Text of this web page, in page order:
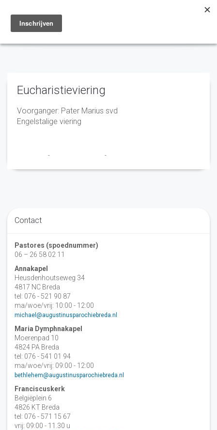
Toggle
navigation
Eucharistieviering
Voorganger: Pater Marius svd
Engelstalige viering
- -
Contact
Pastores (spoednummer)
06 – 26 58 02 11
Annakapel
Heusdenhoutseweg 34
4817 NC Breda
tel: 076 - 521 90 87
ma/woe/vrij: 10:00 - 12:00
michael@augustinusparochiebreda.nl
Maria Dymphnakapel
Moerenpad 10
4824 PA Breda
tel: 076 - 541 01 94
ma/woe/vrij: 09:00 - 12:00
bethlehem@augustinusparochiebreda.nl
Franciscuskerk
Belgiëplein 6
4826 KT Breda
tel: 076 - 571 15 67
vrij: 09:00 - 11.30 u